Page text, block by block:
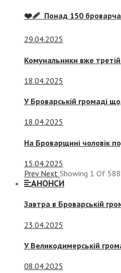
❤️‍🩹 Понад 150
29.04.2025
Комунальники вже
18.04.2025
У Броварській громаді
18.04.2025
На Броварщині чоловік
15.04.2025
Prev Next Showing 1 Of 588
АНОНСИ
Завтра в Броварській
23.04.2025
У Великодимерській
08.04.2025